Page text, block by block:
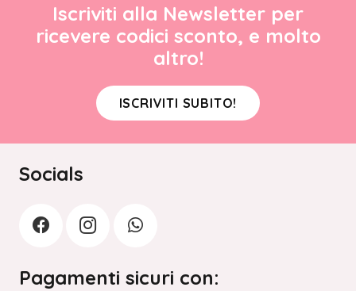
Iscriviti alla Newsletter per
ricevere codici sconto, e molto
altro!
ISCRIVITI SUBITO!
Socials
Pagamenti sicuri con: